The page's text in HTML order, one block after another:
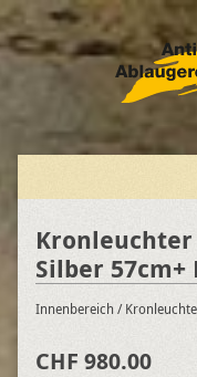
Silber
Innenbereich /
CHF 980.00